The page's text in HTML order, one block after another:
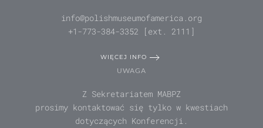
info@polishmuseumofamerica.org
+1-773-384-3352 [ext. 2111]
WIĘCEJ INFO
UWAGA
Z Sekretariatem MABPZ
prosimy kontaktować się tylko w kwestiach
dotyczących Konferencji.